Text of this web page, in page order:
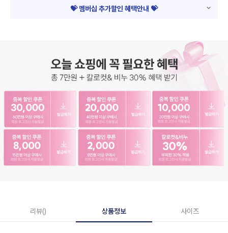
💝 멤버십 추가할인 혜택안내 💝
리뷰() 상품정보 사이즈